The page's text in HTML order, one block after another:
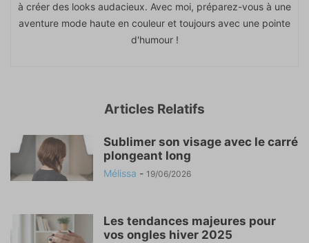
à créer des looks audacieux. Avec moi, préparez-vous à une
aventure mode haute en couleur et toujours avec une pointe
d'humour !
Articles Relatifs
Sublimer son visage avec le carré
plongeant long
Mélissa - 19/06/2026
Les tendances majeures pour
vos ongles hiver 2025